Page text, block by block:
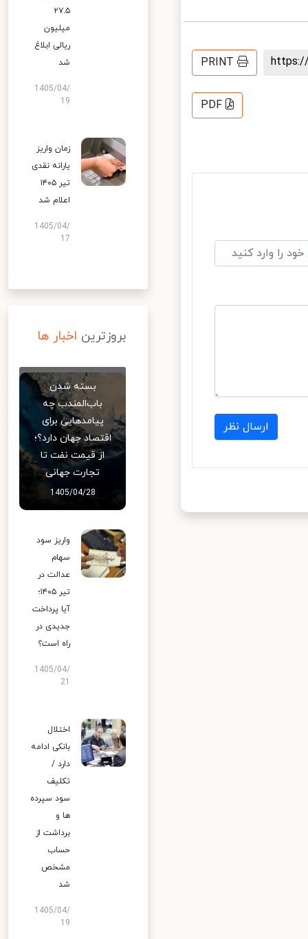
PRINT
PDF
ارسال نظر
۲۷.۵
میلیون
ریالی ابلاغ
شد
1405/04/
19
زمان واریز
یارانه نقدی
تیر ۱۴۰۵
اعلام شد
1405/04/
17
بروزترین اخبار ها
بسته شدن
باب‌المندب چه
پیامدهایی برای
اقتصاد جهان دارد؟؛
از قیمت نفت تا
تجارت جهانی
1405/04/28
واریز سود
سهام
عدالت در
تیر ۱۴۰۵؛
آیا پرداخت
جدیدی در
راه است؟
1405/04/
اختلال
بانکی ادامه
دارد /
تکلیف
سود سپرده
ها و
برداشت از
حساب
مشخص
شد
1405/04/
19